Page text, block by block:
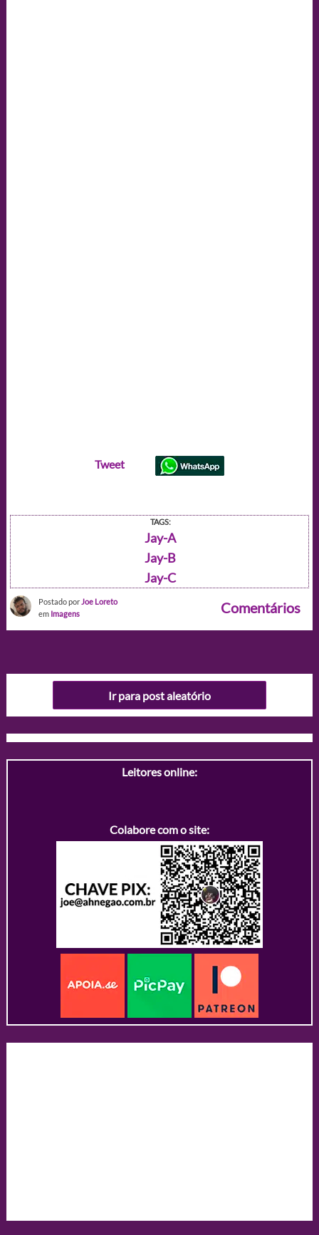
Tweet
TAGS:
Jay-A
Jay-B
Jay-C
Postado por Joe Loreto
em Imagens Comentários
Ir para post aleatório
Leitores online:
Colabore com o site: